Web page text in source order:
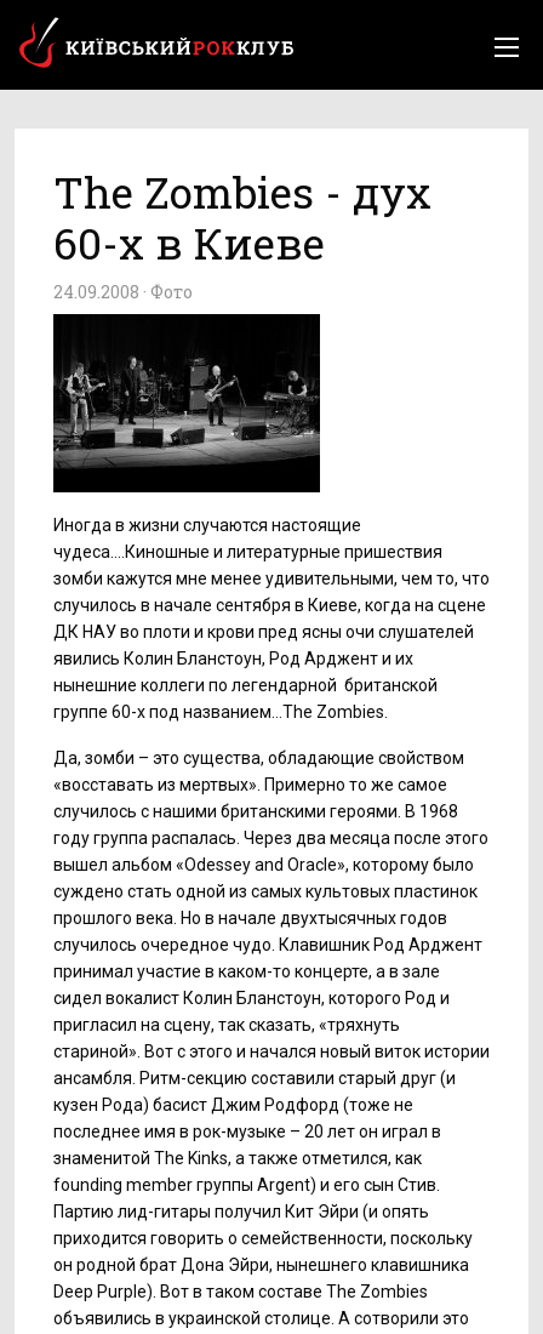
The Zombies - дух
60-х в Киеве
24.09.2008 · Фото
Иногда в жизни случаются настоящие
чудеса….Киношные и литературные пришествия
зомби кажутся мне менее удивительными, чем то, что
случилось в начале сентября в Киеве, когда на сцене
ДК НАУ во плоти и крови пред ясны очи слушателей
явились Колин Бланстоун, Род Арджент и их
нынешние коллеги по легендарной британской
группе 60-х под названием…The Zombies.
Да, зомби – это существа, обладающие свойством
«восставать из мертвых». Примерно то же самое
случилось с нашими британскими героями. В 1968
году группа распалась. Через два месяца после этого
вышел альбом «Odessey and Oracle», которому было
суждено стать одной из самых культовых пластинок
прошлого века. Но в начале двухтысячных годов
случилось очередное чудо. Клавишник Род Арджент
принимал участие в каком-то концерте, а в зале
сидел вокалист Колин Бланстоун, которого Род и
пригласил на сцену, так сказать, «тряхнуть
стариной». Вот с этого и начался новый виток истории
ансамбля. Ритм-секцию составили старый друг (и
кузен Рода) басист Джим Родфорд (тоже не
последнее имя в рок-музыке – 20 лет он играл в
знаменитой The Kinks, а также отметился, как
founding member группы Argent) и его сын Стив.
Партию лид-гитары получил Кит Эйри (и опять
приходится говорить о семейственности, поскольку
он родной брат Дона Эйри, нынешнего клавишника
Deep Purple). Вот в таком составе The Zombies
объявились в украинской столице. А сотворили это